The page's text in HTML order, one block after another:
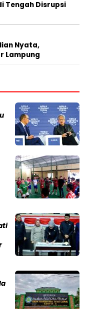
Tengah Disrupsi
Nyata,
Lampung